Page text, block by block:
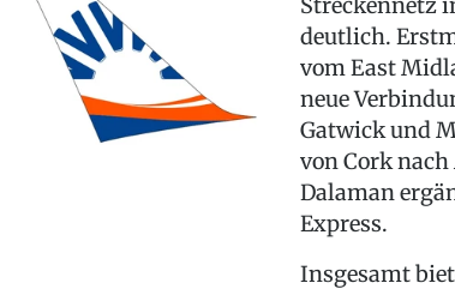
deutlich.
vom East
neue
Gatwick und
von Cork
Dalaman
Express.
Insgesamt